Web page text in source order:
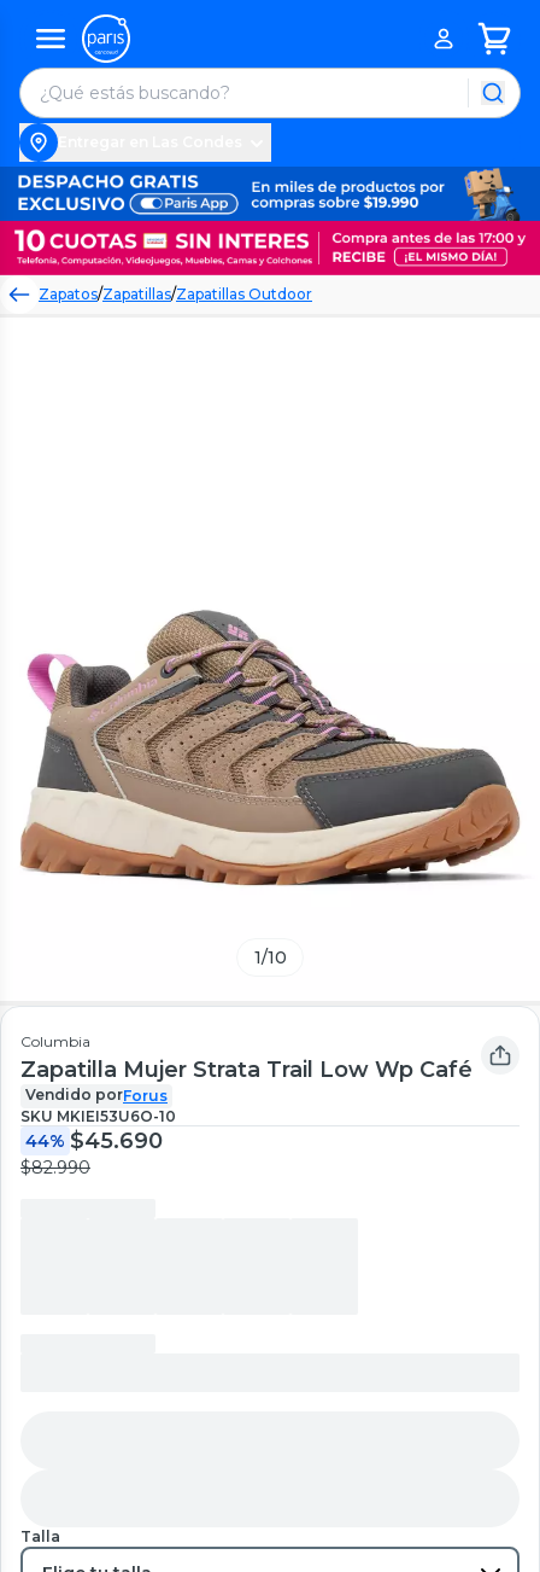
Zapatos/Zapatillas/Zapatillas Outdoor
1/10
Columbia
Zapatilla Mujer Strata Trail Low Wp Café
Vendido porForus
SKU MKIEI53U6O-10
44% $45.690
$82.990
Talla